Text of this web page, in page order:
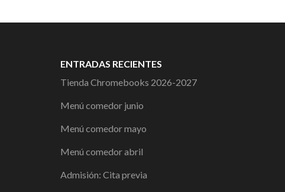
ENTRADAS RECIENTES
Tienda Chromebooks 2026-2027
Menú comedor junio
Menú comedor mayo
Menú comedor abril
Admisión: Cita previa